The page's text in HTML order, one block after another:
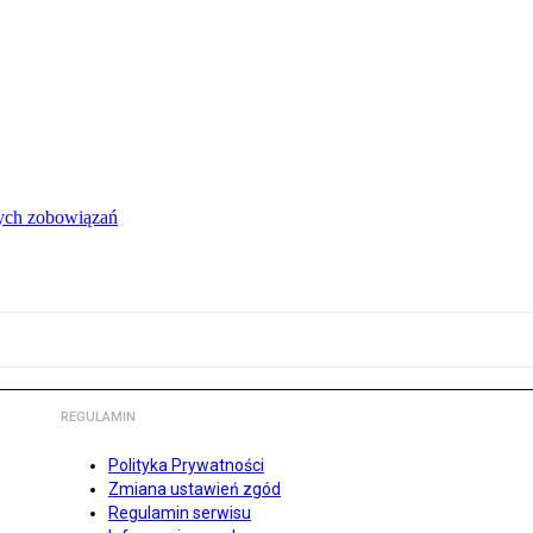
zobowiązań
REGULAMIN
Polityka Prywatności
Zmiana ustawień zgód
Regulamin serwisu